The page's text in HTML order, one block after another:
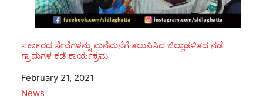
ಸರ್ಕಾರದ ಸೇವೆಗಳನ್ನು ಮನೆಮನೆಗೆ ತಲುಪಿಸಿದ ಜಿಲ್ಲಾಡಳಿತದ ನಡೆ
ಗ್ರಾಮಗಳ ಕಡೆ ಕಾರ್ಯಕ್ರಮ
Date
February 21, 2021
In relation to
News